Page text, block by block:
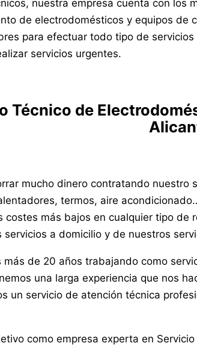
nuestra empresa cuenta con los
de electrodomésticos y equipos de
para efectuar todo tipo de
servicios urgentes.
Técnico de
mucho dinero contratando nuestro
termos, aire
costes más bajos en cualquier tipo de
servicios a domicilio y de nuestros
más de 20 años trabajando como
una larga experiencia que nos
un servicio de atención técnica
como empresa experta en